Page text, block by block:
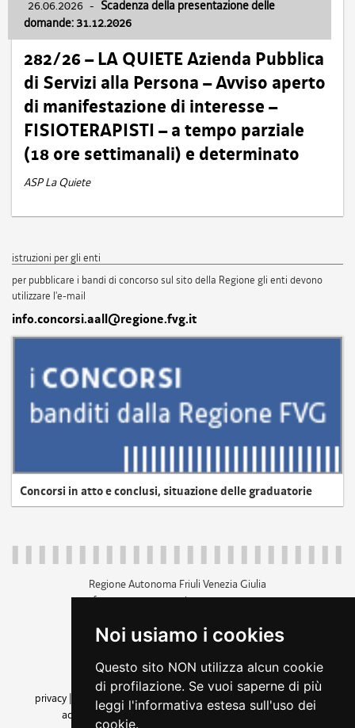
Noi usiamo i cookies
Questo sito NON utilizza alcun cookie
di profilazione. Se vuoi saperne di più
leggi l'informativa estesa sull'uso dei
cookie.
26.06.2026 - Scadenza della presentazione delle
domande: 31.12.2026
282/26 – LA QUIETE Azienda Pubblica
di Servizi alla Persona – Avviso aperto
di manifestazione di interesse –
FISIOTERAPISTI – a tempo parziale
(18 ore settimanali) e determinato
ASP La Quiete
istruzioni per gli enti
per pubblicare i bandi di concorso sul sito della Regione gli enti devono
utilizzare l'e-mail
info.concorsi.aall@regione.fvg.it
Concorsi in atto e conclusi, situazione delle graduatorie
Regione Autonoma Friuli Venezia Giulia
c.f. 80014930327; p.iva 00526040324
+39 040 3771111
amministrazione trasparente
privacy
cookie |note legali accessibilità
dichiarazione di
accessibilità| feedback cambio preferenze cookie